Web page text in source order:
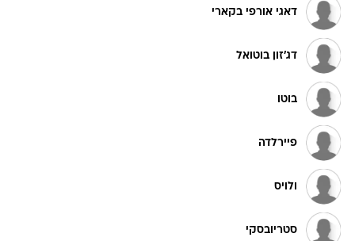
דאגי אורפי בקארי
דג'זון בוטואל
בוטו
פיירלדה
ולויס
סטריובסקי